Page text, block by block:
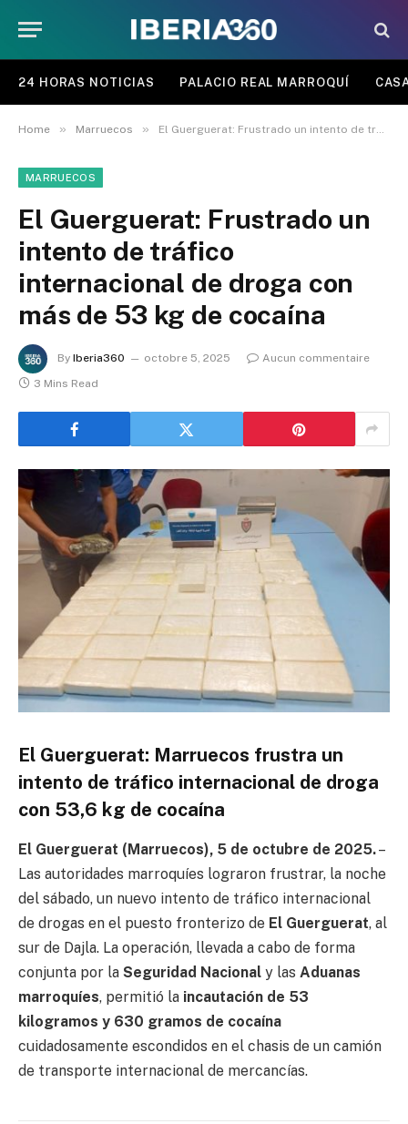
24 HORAS NOTICIAS PALACIO REAL MARROQUÍ
Home » Marruecos » El Guerguerat: Frustrado un intento de tráfico internacional de droga con más de 53 kg de cocaína
MARRUECOS
El Guerguerat: Frustrado un
intento de tráfico
internacional de droga con
más de 53 kg de cocaína
By Iberia360 octobre 5, 2025
Aucun commentaire
3 Mins Read
El Guerguerat: Marruecos frustra un
intento de tráfico internacional de droga
con 53,6 kg de cocaína
El Guerguerat (Marruecos), 5 de octubre de 2025.–
Las autoridades marroquíes lograron frustrar, la noche
del sábado, un nuevo intento de tráfico internacional
de drogas en el puesto fronterizo de El Guerguerat, al
sur de Dajla. La operación, llevada a cabo de forma
conjunta por la Seguridad Nacional y las Aduanas
marroquíes, permitió la incautación de 53
kilogramos y 630 gramos de cocaína
cuidadosamente escondidos en el chasis de un camión
de transporte internacional de mercancías.